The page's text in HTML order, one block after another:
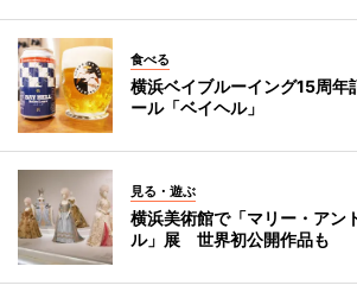
食べる
横浜ベイブルーイング15周
ール「ベイヘル」
見る・遊ぶ
横浜美術館で「マリー・アン
ル」展 世界初公開作品も